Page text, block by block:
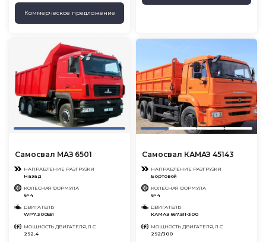
Коммерческое предложение
Самосвал МАЗ 6501
НАПРАВЛЕНИЕ РАЗГРУЗКИ
Назад
КОЛЕСНАЯ ФОРМУЛА
6×4
ДВИГАТЕЛЬ
WP7.300E51
МОЩНОСТЬ ДВИГАТЕЛЯ, Л.С.
292,4
Самосвал КАМАЗ 45143
НАПРАВЛЕНИЕ РАЗГРУЗКИ
Бортовой
КОЛЕСНАЯ ФОРМУЛА
6×4
ДВИГАТЕЛЬ
КАМАЗ 667.511-300
МОЩНОСТЬ ДВИГАТЕЛЯ, Л.С.
292/300